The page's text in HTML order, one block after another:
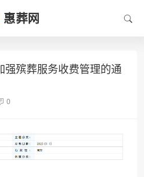
惠葬网
强殡葬服务收费管理的通
0